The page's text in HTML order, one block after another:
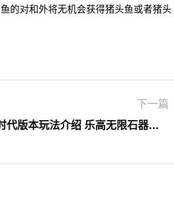
对和外将无机会获得猪头鱼或者猪头
下一篇
乐高无限石器时代版本玩法介绍 乐高无限石器时代恐龙怎么玩